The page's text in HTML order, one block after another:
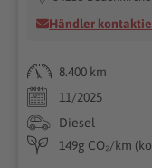
Händler
8.400 km
11/2025
Diesel
149g CO₂/km